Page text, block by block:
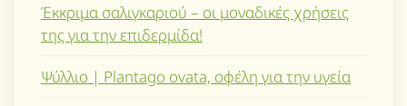
Έκκριμα σαλιγκαριού – οι μοναδικές χρήσεις
της για την επιδερμίδα!
Ψύλλιο | Plantago ovata, οφέλη για την υγεία